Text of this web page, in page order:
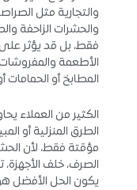
والتجارية مثل
والحشرات الزاحفة
فقط، بل قد يؤثر على
الأطعمة
المطابخ أو الحمامات
الكثير من العملاء
الطرق المنزلية أو
مؤقتة فقط، لأن
الصرف، خلف
يكون الحل الأفضل